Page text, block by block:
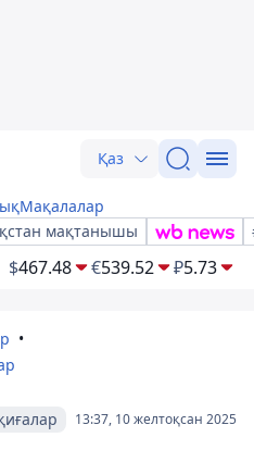
Қаз
Мақалалар
мақтанышы
$467.48 €539.52 ₽5.73
13:37, 10 желтоқсан 2025